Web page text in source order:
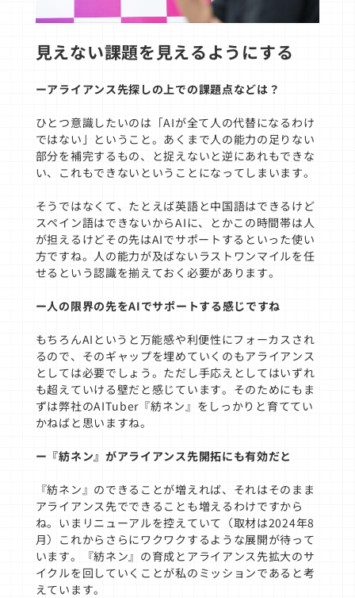
見えない課題を見えるようにする
ーアライアンス先探しの上での課題点などは？
ひとつ意識したいのは「AIが全て人の代替になるわけ
ではない」ということ。あくまで人の能力の足りない
部分を補完するもの、と捉えないと逆にあれもできな
い、これもできないということになってしまいます。
そうではなくて、たとえば英語と中国語はできるけど
スペイン語はできないからAIに、とかこの時間帯は人
が担えるけどその先はAIでサポートするといった使い
方ですね。人の能力が及ばないラストワンマイルを任
せるという認識を揃えておく必要があります。
ー人の限界の先をAIでサポートする感じですね
もちろんAIというと万能感や利便性にフォーカスされ
るので、そのギャップを埋めていくのもアライアンス
としては必要でしょう。ただし手応えとしてはいずれ
も超えていける壁だと感じています。そのためにもま
ずは弊社のAITuber『紡ネン』をしっかりと育ててい
かねばと思いますね。
ー『紡ネン』がアライアンス先開拓にも有効だと
『紡ネン』のできることが増えれば、それはそのまま
アライアンス先でできることも増えるわけですから
ね。いまリニューアルを控えていて（取材は2024年8
月）これからさらにワクワクするような展開が待って
います。『紡ネン』の育成とアライアンス先拡大のサ
イクルを回していくことが私のミッションであると考
えています。